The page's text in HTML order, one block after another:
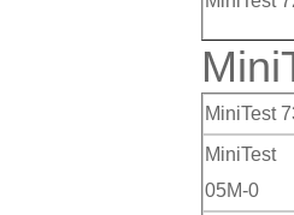
MiniTest
05M-0